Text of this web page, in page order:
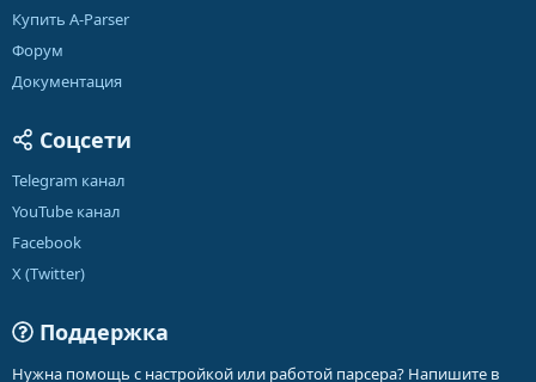
Купить A-Parser
Форум
Документация
Соцсети
Telegram канал
YouTube канал
Facebook
X (Twitter)
Поддержка
Нужна помощь с настройкой или работой парсера? Напишите в